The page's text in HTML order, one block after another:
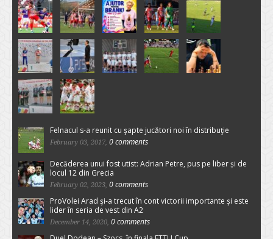
Felnacul s-a reunit cu şapte jucători noi în distribuţie
February 03, 2017, 0 comments
Decăderea unui fost utist: Adrian Petre, pus pe liber și de
locul 12 din Grecia
February 02, 2023, 0 comments
ProVolei Arad şi-a trecut în cont victorii importante şi este
lider în seria de vest din A2
December 14, 2020, 0 comments